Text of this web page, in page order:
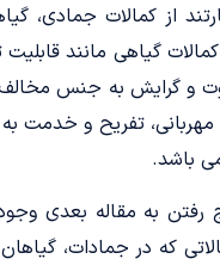
از کمالات جمادی،
گیاهی مانند قابلیت
و گرایش به جنس
مهربانی، تفریح و
باشد.
رفتن به مقاله بعدی
که در جمادات،